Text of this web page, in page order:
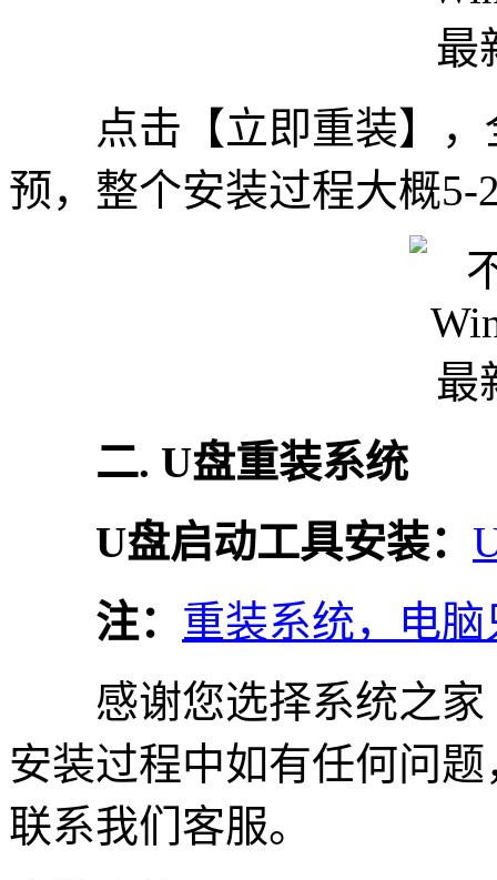
点击【立即重装】，
预，整个安装过程大概5-
二. U盘重装系统
U盘启动工具安装：
注： 重装系统，电
感谢您选择系统之家
安装过程中如有任何问题
联系我们客服。